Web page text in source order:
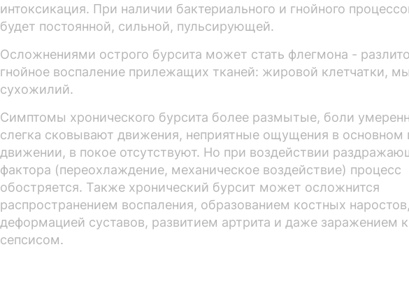
интоксикация. При наличии бактериального и гнойного
будет постоянной, сильной, пульсирующей.
Осложнениями острого бурсита может стать флегмона -
гнойное воспаление прилежащих тканей: жировой клетчатки,
сухожилий.
Симптомы хронического бурсита более размытые, боли
слегка сковывают движения, неприятные ощущения в основном
движении, в покое отсутствуют. Но при воздействии
фактора (переохлаждение, механическое воздействие) процесс
обостряется. Также хронический бурсит может осложнится
распространением воспаления, образованием костных наростов,
деформацией суставов, развитием артрита и даже заражением
сепсисом.